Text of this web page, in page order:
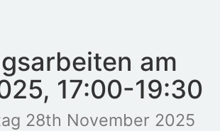
am
17:00-19:30
28th November 2025